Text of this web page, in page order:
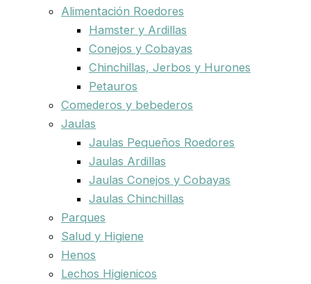
Alimentación Roedores
Hamster y Ardillas
Conejos y Cobayas
Chinchillas, Jerbos y Hurones
Petauros
Comederos y bebederos
Jaulas
Jaulas Pequeños Roedores
Jaulas Ardillas
Jaulas Conejos y Cobayas
Jaulas Chinchillas
Parques
Salud y Higiene
Henos
Lechos Higienicos